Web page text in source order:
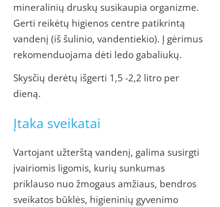
mineralinių druskų susikaupia organizme.
Gerti reikėtų higienos centre patikrintą
vandenį (iš šulinio, vandentiekio). Į gėrimus
rekomenduojama dėti ledo gabaliukų.
Skysčių derėtų išgerti 1,5 -2,2 litro per
dieną.
Įtaka sveikatai
Vartojant užterštą vandenį, galima susirgti
įvairiomis ligomis, kurių sunkumas
priklauso nuo žmogaus amžiaus, bendros
sveikatos būklės, higieninių gyvenimo